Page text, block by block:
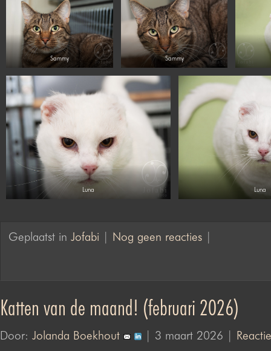
Sammy Sammy
Luna Luna
Geplaatst in Jofabi Nog geen reacties
Katten van de maand! (februari 2026)
Door: Jolanda Boekhout | 3 maart 2026 |